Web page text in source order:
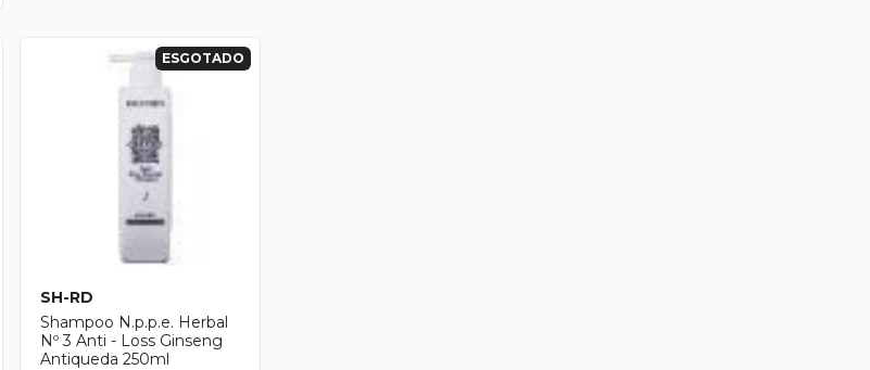
ESGOTADO
SH-RD
Shampoo N.p.p.e. Herbal
Nº 3 Anti - Loss Ginseng
Antiqueda 250ml